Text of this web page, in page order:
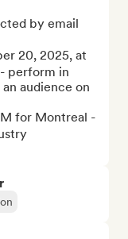
by email
20, 2025, at
perform in
audience on
for Montreal -